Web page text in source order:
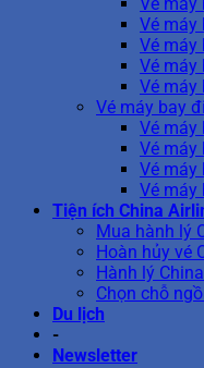
Vé máy
Vé máy
Vé máy
Vé máy
Vé máy bay
Vé máy
Vé máy
Vé máy
Vé máy
Tiện ích China
Mua hành lý
Hoàn hủy vé
Hành lý
Chọn chỗ
Du lịch
-
Newsletter